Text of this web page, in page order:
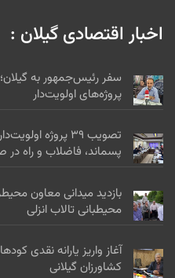
اخبار اقتصادی گیلان :
سفر رئیس‌جمهور به
پروژه‌های اولویت‌دار
تصویب ۳۹ پروژه
پسماند، فاضلاب و راه در
بازدید میدانی معاون
محیطبانی تالاب انزلی
آغاز واریز یارانه نقدی
کشاورزان گیلانی